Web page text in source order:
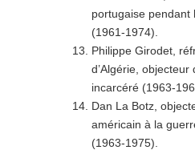
portugaise pendant
(1961-1974).
Philippe Girodet,
d’Algérie, objecteur
incarcéré (1963-
Dan La Botz,
américain à la
(1963-1975).